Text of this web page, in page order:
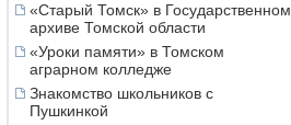
«Старый Томск» в Государственном
архиве Томской области
«Уроки памяти» в Томском
аграрном колледже
Знакомство школьников с
Пушкинкой